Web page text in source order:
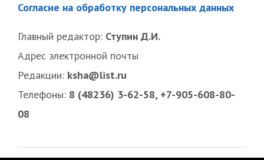
Согласие на обработку персональных данных
Главный редактор: Ступин Д.И.
Адрес электронной почты
Редакции: ksha@list.ru
Телефоны: 8 (48236) 3-62-58, +7-905-608-80-
08